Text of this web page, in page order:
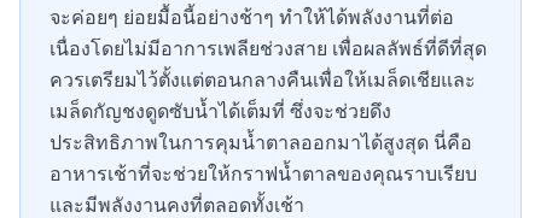
จะค่อยๆ ย่อยมื้อนี้อย่างช้าๆ ทำให้ได้พลังงานที่ต่อ
เนื่องโดยไม่มีอาการเพลียช่วงสาย เพื่อผลลัพธ์ที่ดีที่สุด
ควรเตรียมไว้ตั้งแต่ตอนกลางคืนเพื่อให้เมล็ดเชียและ
เมล็ดกัญชงดูดซับน้ำได้เต็มที่ ซึ่งจะช่วยดึง
ประสิทธิภาพในการคุมน้ำตาลออกมาได้สูงสุด นี่คือ
อาหารเช้าที่จะช่วยให้กราฟน้ำตาลของคุณราบเรียบ
และมีพลังงานคงที่ตลอดทั้งเช้า